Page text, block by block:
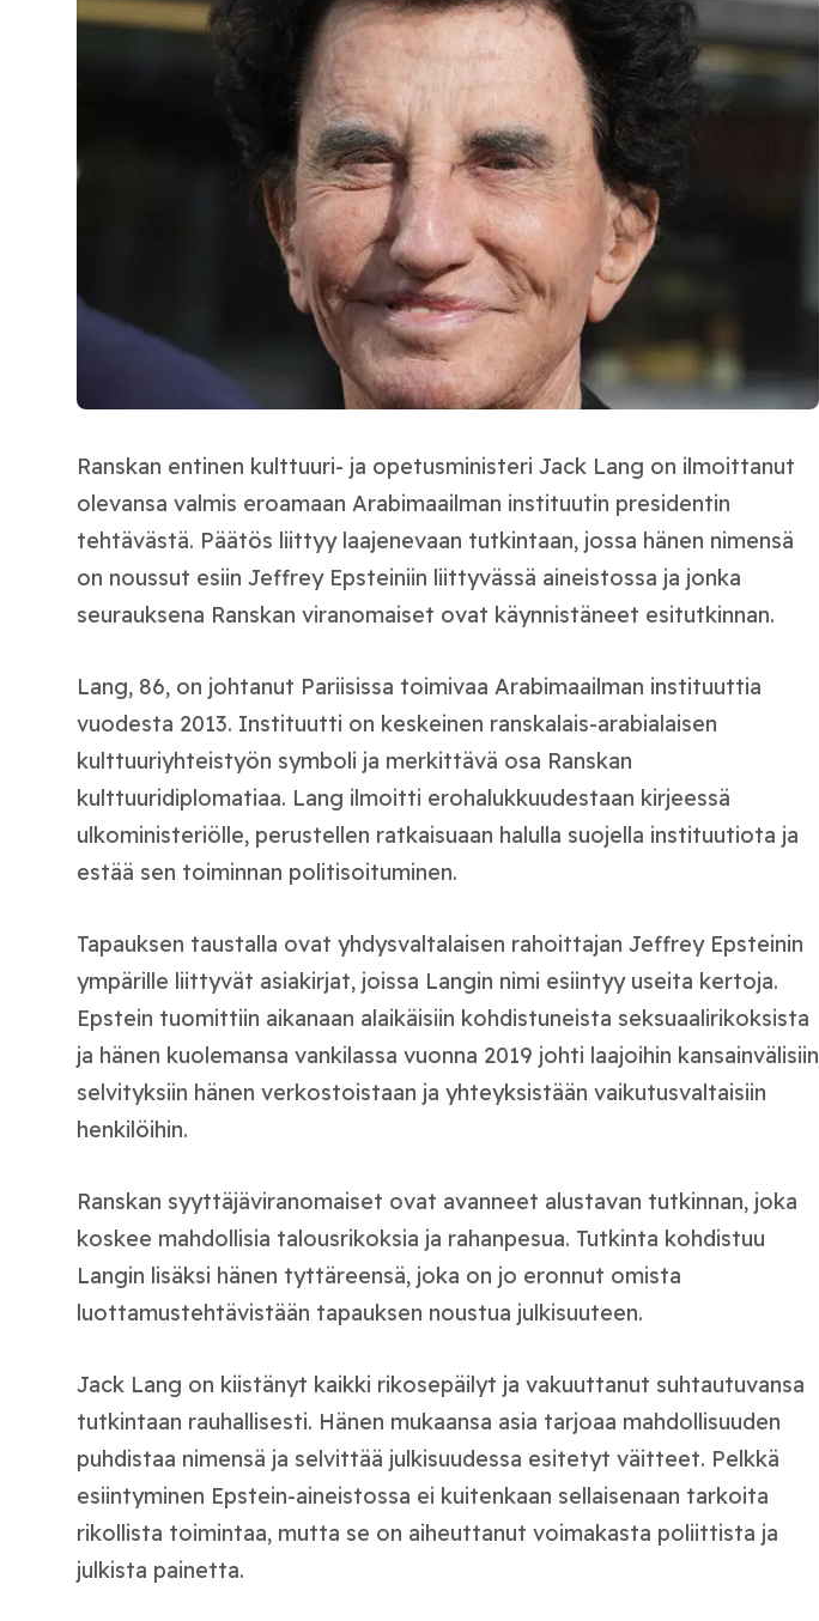
Ranskan entinen kulttuuri- ja opetusministeri Jack Lang on ilmoittanut
olevansa valmis eroamaan Arabimaailman instituutin presidentin
tehtävästä. Päätös liittyy laajenevaan tutkintaan, jossa hänen nimensä
on noussut esiin Jeffrey Epsteiniin liittyvässä aineistossa ja jonka
seurauksena Ranskan viranomaiset ovat käynnistäneet esitutkinnan.
Lang, 86, on johtanut Pariisissa toimivaa Arabimaailman instituuttia
vuodesta 2013. Instituutti on keskeinen ranskalais-arabialaisen
kulttuuriyhteistyön symboli ja merkittävä osa Ranskan
kulttuuridiplomatiaa. Lang ilmoitti erohalukkuudestaan kirjeessä
ulkoministeriölle, perustellen ratkaisuaan halulla suojella instituutiota ja
estää sen toiminnan politisoituminen.
Tapauksen taustalla ovat yhdysvaltalaisen rahoittajan Jeffrey Epsteinin
ympärille liittyvät asiakirjat, joissa Langin nimi esiintyy useita kertoja.
Epstein tuomittiin aikanaan alaikäisiin kohdistuneista seksuaalirikoksista
ja hänen kuolemansa vankilassa vuonna 2019 johti laajoihin kansainvälisiin
selvityksiin hänen verkostoistaan ja yhteyksistään vaikutusvaltaisiin
henkilöihin.
Ranskan syyttäjäviranomaiset ovat avanneet alustavan tutkinnan, joka
koskee mahdollisia talousrikoksia ja rahanpesua. Tutkinta kohdistuu
Langin lisäksi hänen tyttäreensä, joka on jo eronnut omista
luottamustehtävistään tapauksen noustua julkisuuteen.
Jack Lang on kiistänyt kaikki rikosepäilyt ja vakuuttanut suhtautuvansa
tutkintaan rauhallisesti. Hänen mukaansa asia tarjoaa mahdollisuuden
puhdistaa nimensä ja selvittää julkisuudessa esitetyt väitteet. Pelkkä
esiintyminen Epstein-aineistossa ei kuitenkaan sellaisenaan tarkoita
rikollista toimintaa, mutta se on aiheuttanut voimakasta poliittista ja
julkista painetta.